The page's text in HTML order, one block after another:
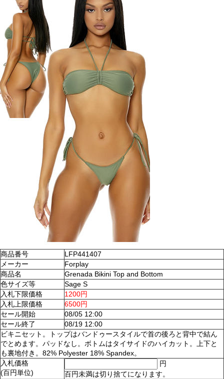
商品番号
LFP441407
メーカー
Forplay
商品名
Grenada Bikini Top and Bottom
色サイズ等
Sage S
入札下限価格
1200円
入札上限価格
6500円
セール開始
08/05 12:00
セール終了
08/19 12:00
ビキニセット。トップはバンドゥースタイルで首の後ろと背中で結ん
でとめます。パッドなし。ボトムはタイサイドのハイカット。上下と
も裏地付き。82% Polyester 18% Spandex。
入札価格
(百円単位)
円
百円未満は切り捨てになります。